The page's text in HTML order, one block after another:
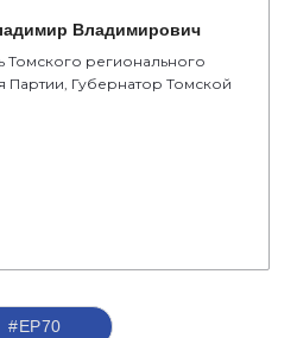
Владимирович
Томского регионального
Партии, Губернатор Томской
#ЕР70